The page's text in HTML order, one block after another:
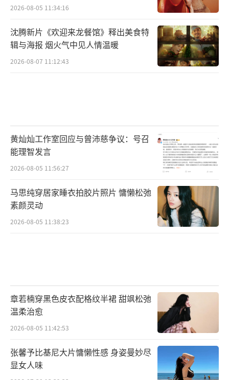
2026-08-05 11:34:16
沈腾新片《欢迎来龙餐馆》释出美食特
辑与海报 烟火气中见人情温暖
2026-08-07 11:12:43
黄灿灿工作室回应与曾沛慈争议：号召
能理智发言
2026-08-05 11:56:27
马思纯穿居家睡衣拍胶片照片 慵懒松弛
素颜灵动
2026-08-05 11:38:23
章若楠穿黑色皮衣配格纹半裙 甜飒松弛
温柔治愈
2026-08-05 11:42:53
张馨予比基尼大片慵懒性感 身姿曼妙尽
显女人味